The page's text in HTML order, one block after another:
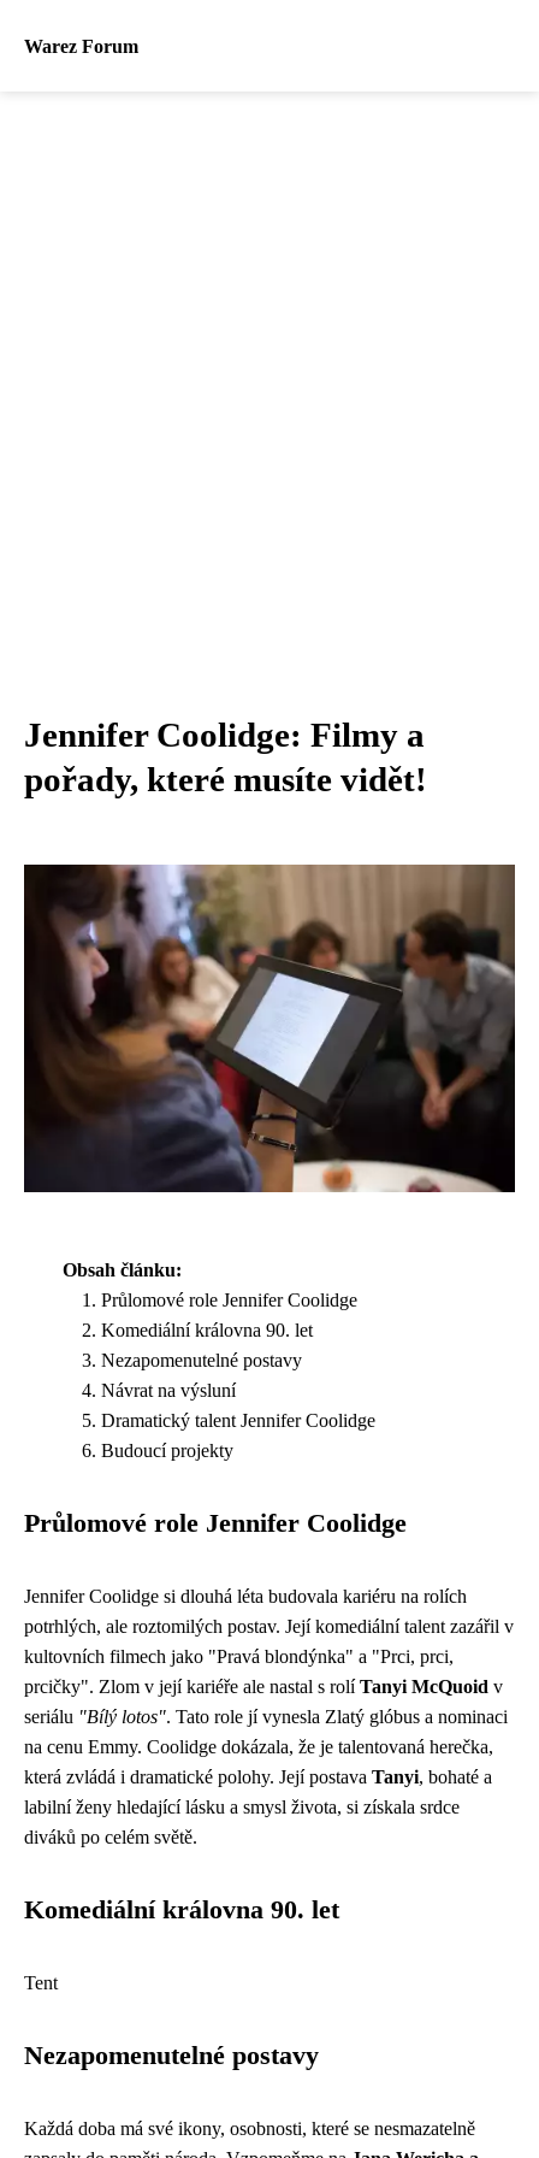
Warez Forum
Jennifer Coolidge: Filmy a
pořady, které musíte vidět!
Obsah článku:
Průlomové role Jennifer Coolidge
Komediální královna 90. let
Nezapomenutelné postavy
Návrat na výsluní
Dramatický talent Jennifer Coolidge
Budoucí projekty
Průlomové role Jennifer Coolidge
Jennifer Coolidge si dlouhá léta budovala kariéru na rolích
potrhlých, ale roztomilých postav. Její komediální talent zazářil v
kultovních filmech jako "Pravá blondýnka" a "Prci, prci,
prcičky". Zlom v její kariéře ale nastal s rolíTanyi McQuoid v
seriálu "Bílý lotos". Tato role jí vynesla Zlatý glóbus a nominaci
na cenu Emmy. Coolidge dokázala, že je talentovaná herečka,
která zvládá i dramatické polohy. Její postava Tanyi, bohaté a
labilní ženy hledající lásku a smysl života, si získala srdce
diváků po celém světě.
Komediální královna 90. let
Tent
Nezapomenutelné postavy
Každá doba má své ikony, osobnosti, které se nesmazatelně